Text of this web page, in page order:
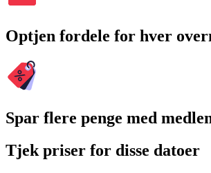
Optjen fordele for hver
Spar flere penge med
Tjek priser for disse datoer